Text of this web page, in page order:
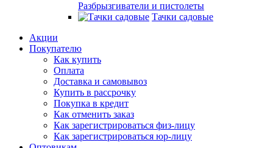
Разбрызгиватели и пистолеты
Тачки садовые
Акции
Покупателю
Как купить
Оплата
Доставка и самовывоз
Купить в рассрочку
Покупка в кредит
Как отменить заказ
Как зарегистрироваться физ-лицу
Как зарегистрироваться юр-лицу